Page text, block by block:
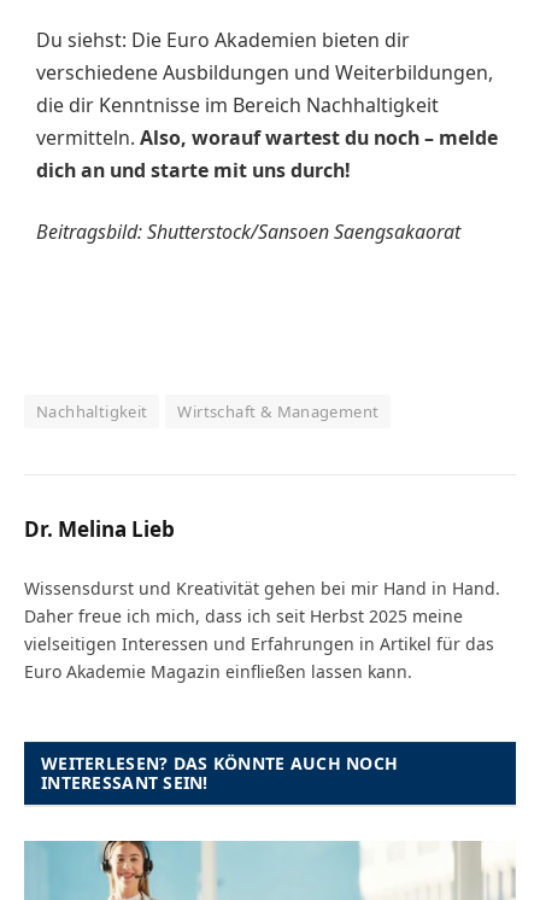
Du siehst: Die Euro Akademien bieten dir
verschiedene Ausbildungen und Weiterbildungen,
die dir Kenntnisse im Bereich Nachhaltigkeit
vermitteln. Also, worauf wartest du noch – melde
dich an und starte mit uns durch!
Beitragsbild: Shutterstock/Sansoen Saengsakaorat
Nachhaltigkeit Wirtschaft & Management
Dr. Melina Lieb
Wissensdurst und Kreativität gehen bei mir Hand in Hand.
Daher freue ich mich, dass ich seit Herbst 2025 meine
vielseitigen Interessen und Erfahrungen in Artikel für das
Euro Akademie Magazin einfließen lassen kann.
WEITERLESEN? DAS KÖNNTE AUCH NOCH
INTERESSANT SEIN!